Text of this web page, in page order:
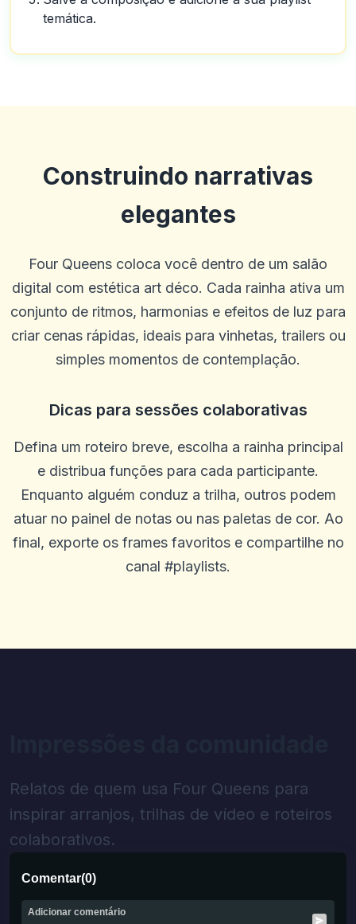
temática.
Construindo narrativas
elegantes
Four Queens coloca você dentro de um salão
digital com estética art déco. Cada rainha ativa um
conjunto de ritmos, harmonias e efeitos de luz para
criar cenas rápidas, ideais para vinhetas, trailers ou
simples momentos de contemplação.
Dicas para sessões colaborativas
Defina um roteiro breve, escolha a rainha principal
e distribua funções para cada participante.
Enquanto alguém conduz a trilha, outros podem
atuar no painel de notas ou nas paletas de cor. Ao
final, exporte os frames favoritos e compartilhe no
canal #playlists.
Relatos de quem usa Four Queens para
inspirar arranjos, trilhas de vídeo e roteiros
colaborativos.
Comentar(0)